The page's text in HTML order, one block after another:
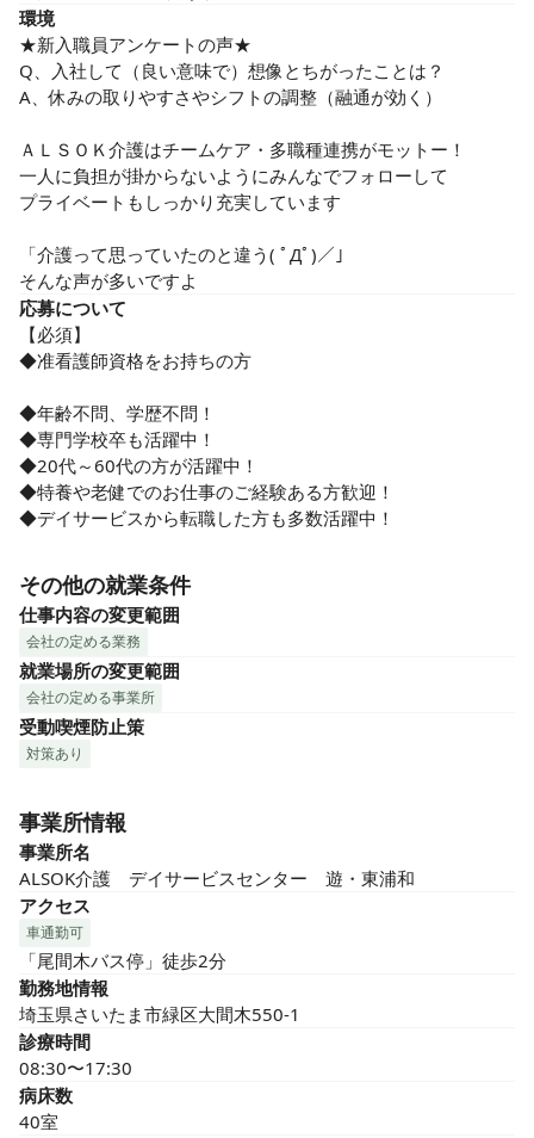
環境
★新入職員アンケートの声★
Q、入社して（良い意味で）想像とちがったことは？
A、休みの取りやすさやシフトの調整（融通が効く）
ＡＬＳＯＫ介護はチームケア・多職種連携がモットー！
一人に負担が掛からないようにみんなでフォローして
プライベートもしっかり充実しています
「介護って思っていたのと違う( ﾟДﾟ)／」
そんな声が多いですよ
応募について
【必須】
◆准看護師資格をお持ちの方
◆年齢不問、学歴不問！
◆専門学校卒も活躍中！
◆20代～60代の方が活躍中！
◆特養や老健でのお仕事のご経験ある方歓迎！
◆デイサービスから転職した方も多数活躍中！
その他の就業条件
仕事内容の変更範囲
会社の定める業務
就業場所の変更範囲
会社の定める事業所
受動喫煙防止策
対策あり
事業所情報
事業所名
ALSOK介護　デイサービスセンター　遊・東浦和
アクセス
車通勤可
「尾間木バス停」徒歩2分
勤務地情報
埼玉県さいたま市緑区大間木550-1
診療時間
08:30〜17:30
病床数
40室